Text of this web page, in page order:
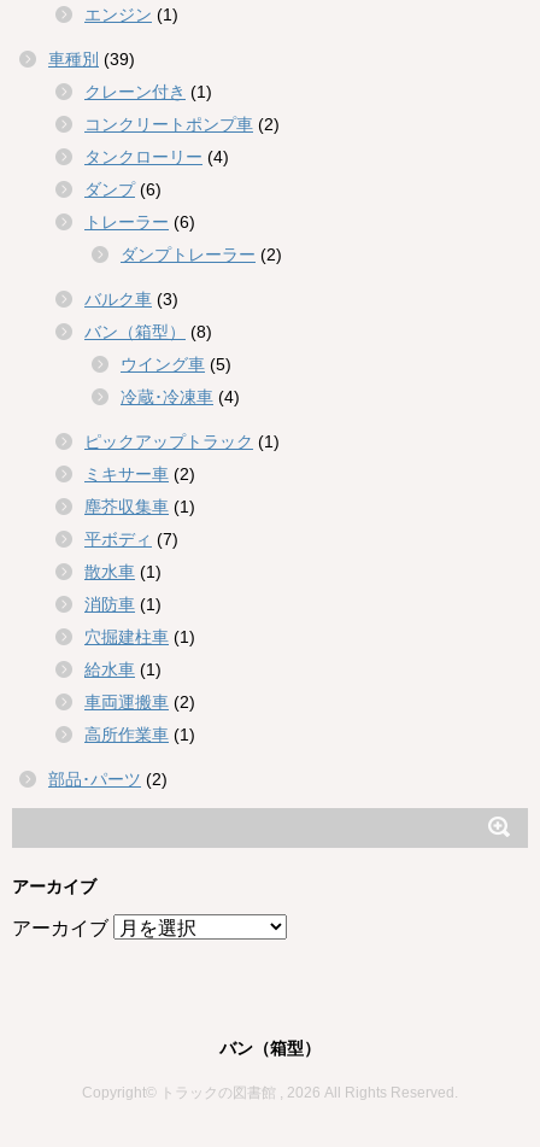
エンジン (1)
車種別 (39)
クレーン付き (1)
コンクリートポンプ車 (2)
タンクローリー (4)
ダンプ(6)
トレーラー (6)
ダンプトレーラー (2)
バルク車 (3)
バン（箱型）
(8)
ウイング車 (5)
冷蔵･冷凍車 (4)
ピックアップトラック (1)
ミキサー車 (2)
塵芥収集車 (1)
平ボディ (7)
散水車 (1)
消防車 (1)
穴掘建柱車 (1)
給水車 (1)
車両運搬車 (2)
高所作業車 (1)
部品･パーツ (2)
アーカイブ
アーカイブ
バン（箱型）
Copyright© トラックの図書館 , 2026 All Rights Reserved.